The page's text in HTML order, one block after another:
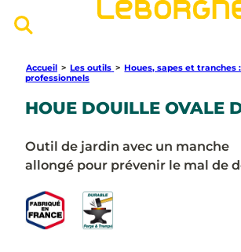
Accueil > Les outils > Houes, sapes et tranches
professionnels
HOUE DOUILLE OVALE
Outil de jardin avec un manche
allongé pour prévenir le mal de